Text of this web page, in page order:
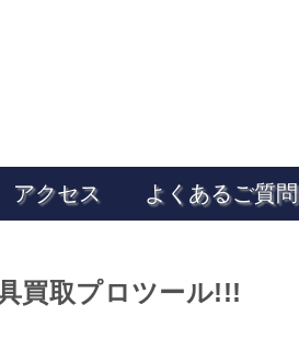
アクセス よくあるご質問
買取プロツール!!!